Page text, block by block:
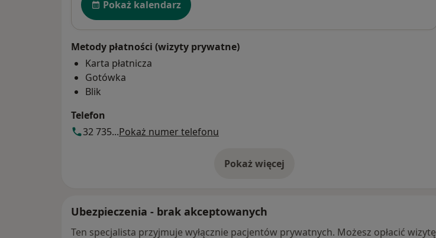
Pokaż kalendarz
Metody płatności (wizyty prywatne)
Karta płatnicza
Gotówka
Blik
Telefon
32 735...Pokaż numer telefonu
Pokaż więcej
o adresie
Ubezpieczenia - brak akceptowanych
Ten specjalista przyjmuje wyłącznie pacjentów prywatnych. Możesz opłacić wizytę